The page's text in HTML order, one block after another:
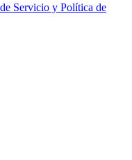
Servicio y Política de